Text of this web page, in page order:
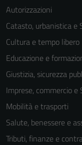
Autorizzazioni
Catasto, urbanistica e
Cultura e tempo libero
Educazione e
Giustizia, sicurezza
Imprese, commercio e
Mobilità e trasporti
Salute, benessere e
Tributi, finanze e